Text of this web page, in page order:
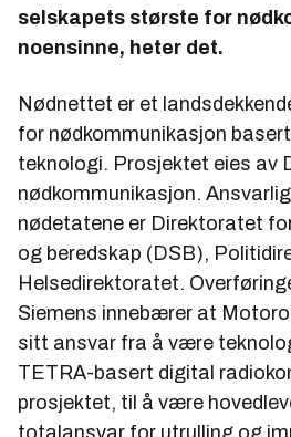
selskapets største for
noensinne, heter det.
Nødnettet er et
for nødkommunikasjon
teknologi. Prosjektet eies av
nødkommunikasjon.
nødetatene er Direktoratet
og beredskap (DSB),
Helsedirektoratet.
Siemens innebærer at
sitt ansvar fra å være
TETRA-basert digital
prosjektet, til å være
totalansvar for utrulling og